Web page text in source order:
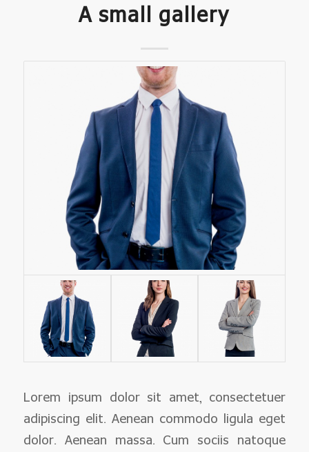
A small gallery
Lorem ipsum dolor sit amet, consectetuer
adipiscing elit. Aenean commodo ligula eget
dolor. Aenean massa. Cum sociis natoque